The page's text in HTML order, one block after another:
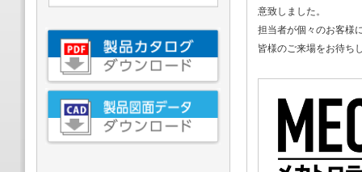
意致しました。
担当者が個々のお客様
皆様のご来場をお待ち